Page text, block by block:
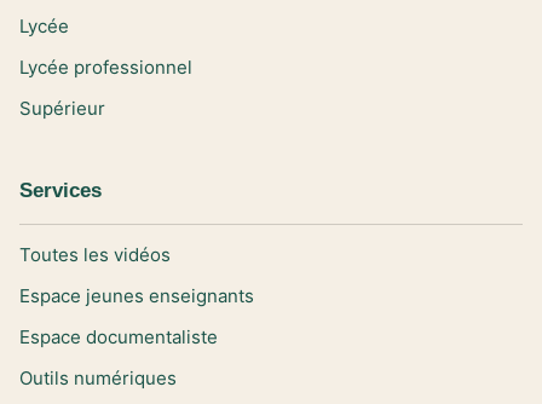
Lycée
Lycée professionnel
Supérieur
Services
Toutes les vidéos
Espace jeunes enseignants
Espace documentaliste
Outils numériques